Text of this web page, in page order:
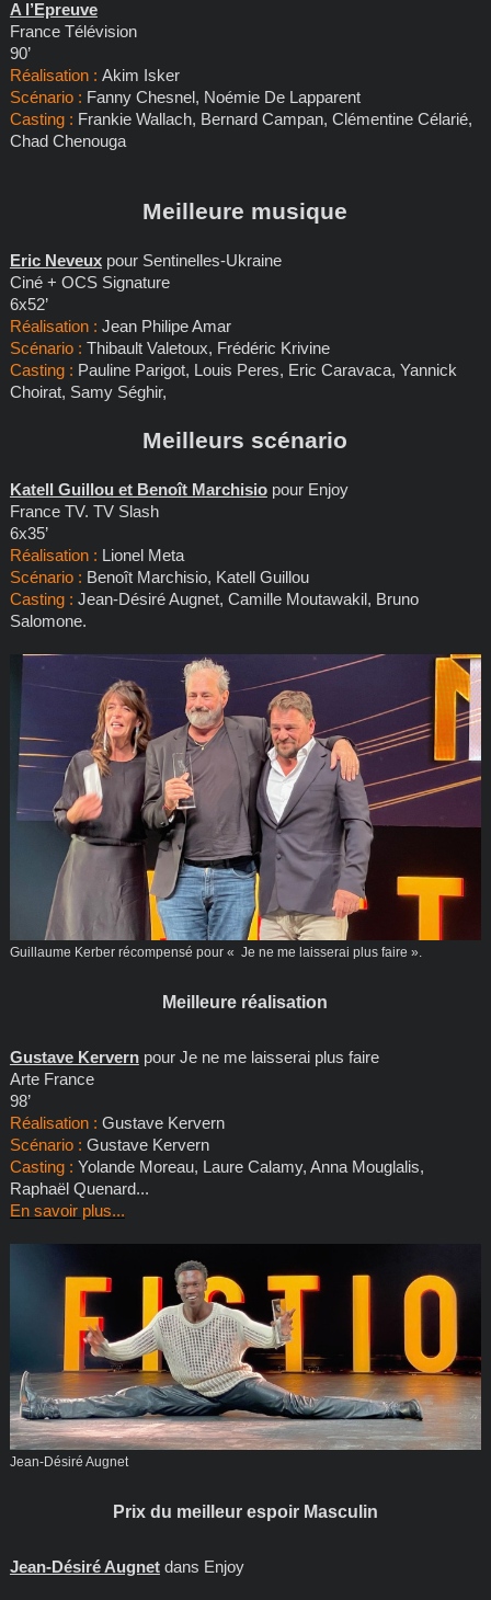
A l’Epreuve
France Télévision
90’
Réalisation : Akim Isker
Scénario : Fanny Chesnel, Noémie De Lapparent
Casting : Frankie Wallach, Bernard Campan, Clémentine Célarié,
Chad Chenouga
Meilleure musique
Eric Neveuxpour Sentinelles-Ukraine
Ciné + OCS Signature
6x52’
Réalisation : Jean Philipe Amar
Scénario : Thibault Valetoux, Frédéric Krivine
Casting : Pauline Parigot, Louis Peres, Eric Caravaca, Yannick
Choirat, Samy Séghir,
Meilleurs scénario
Katell Guillou et Benoît Marchisiopour Enjoy
France TV. TV Slash
6x35’
Réalisation : Lionel Meta
Scénario : Benoît Marchisio, Katell Guillou
Casting : Jean-Désiré Augnet, Camille Moutawakil, Bruno
Salomone.
Guillaume Kerber récompensé pour « Je ne me laisserai plus faire ».
Meilleure réalisation
Gustave Kervernpour Je ne me laisserai plus faire
Arte France
98’
Réalisation : Gustave Kervern
Scénario : Gustave Kervern
Casting : Yolande Moreau, Laure Calamy, Anna Mouglalis,
Raphaël Quenard...
En savoir plus...
Jean-Désiré Augnet
Prix du meilleur espoir Masculin
Jean-Désiré Augnetdans Enjoy